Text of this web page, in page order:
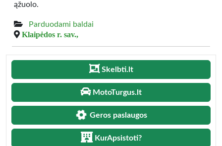
ąžuolo.
Parduodami baldai
Klaipėdos r. sav.,
Skelbti.lt
MotoTurgus.lt
Geros paslaugos
KurApsistoti?